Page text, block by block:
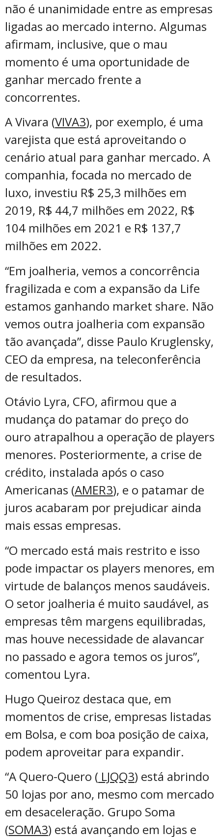
não é unanimidade entre as empresas
ligadas ao mercado interno. Algumas
afirmam, inclusive, que o mau
momento é uma oportunidade de
ganhar mercado frente a
concorrentes.
A Vivara (VIVA3), por exemplo, é uma
varejista que está aproveitando o
cenário atual para ganhar mercado. A
companhia, focada no mercado de
luxo, investiu R$ 25,3 milhões em
2019, R$ 44,7 milhões em 2022, R$
104 milhões em 2021 e R$ 137,7
milhões em 2022.
“Em joalheria, vemos a concorrência
fragilizada e com a expansão da Life
estamos ganhando market share. Não
vemos outra joalheria com expansão
tão avançada”, disse Paulo Kruglensky,
CEO da empresa, na teleconferência
de resultados.
Otávio Lyra, CFO, afirmou que a
mudança do patamar do preço do
ouro atrapalhou a operação de players
menores. Posteriormente, a crise de
crédito, instalada após o caso
Americanas (AMER3), e o patamar de
juros acabaram por prejudicar ainda
mais essas empresas.
“O mercado está mais restrito e isso
pode impactar os players menores, em
virtude de balanços menos saudáveis.
O setor joalheria é muito saudável, as
empresas têm margens equilibradas,
mas houve necessidade de alavancar
no passado e agora temos os juros”,
comentou Lyra.
Hugo Queiroz destaca que, em
momentos de crise, empresas listadas
em Bolsa, e com boa posição de caixa,
podem aproveitar para expandir.
“A Quero-Quero ( LJQQ3) está abrindo
50 lojas por ano, mesmo com mercado
em desaceleração. Grupo Soma
(SOMA3) está avançando em lojas e